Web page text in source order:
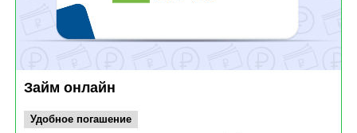
Займ онлайн
Удобное погашение